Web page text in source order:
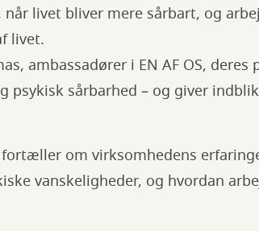
livet bliver mere sårbart, og
livet.
ambassadører i EN AF OS, deres
psykisk sårbarhed – og giver
fortæller om virksomhedens
vanskeligheder, og hvordan